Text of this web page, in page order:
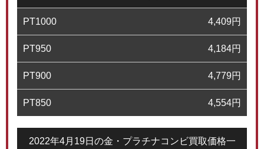
PT1000 4,409円
PT950 4,184円
PT900 4,779円
PT850 4,554円
2022年4月19日の金・プラチナコンビ買取価格一